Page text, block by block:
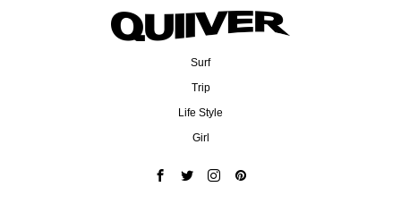
Surf
Trip
Life Style
Girl